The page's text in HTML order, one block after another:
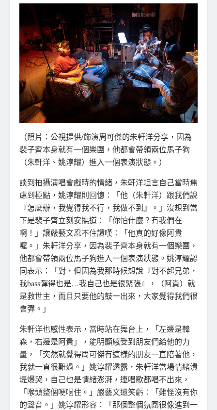
（照片：公視提供/飾演周可傑的朱軒洋分享，因為
裴子齊本身就有一個樂團，他都會帶領兩位馬子狗
（朱軒洋、姚淳耀）進入一個表演狀態。）
談到拍攝演唱會戲時的情緒，朱軒洋坦言自己當時焦
慮到極點，姚淳耀則回憶：「他（朱軒洋）跟我們說
『怎麼辦，我覺得我不行，我做不到』。」沒想到當
下是裴子齊立刻安撫道：「你怕什麼？有我們在
啊！」讓嚴藝文忍不住讚嘆：「他真的好像阿貴
喔。」朱軒洋分享，因為裴子齊本身就有一個樂團，
他都會帶領兩位馬子狗進入一個表演狀態。姚淳耀認
同表示：「對，但因為我那時候想說『對不起兄弟，
我bass彈得也是…我自己也是很緊張』，（阿貴）就
是救世主，而且只要他的鼓一出來，大家覺得我們很
會彈。」
朱軒洋也感性表示，當時站在舞台上，「左邊是韓
森，右邊是阿貴」，能明顯感受到朋友們給他的力
量，「突然就覺得周可傑有這樣的朋友一直陪著他，
我就一直很難過。」姚淳耀透露，朱軒洋當場情緒潰
堤爆哭，自己也是情緒澎湃，連唱歌都唱不出來，
「喉頭整個哽咽住。」嚴藝文還笑虧：「難怪沒有你
的聲音。」姚淳耀形容：「那個整個氛圍很像進到一